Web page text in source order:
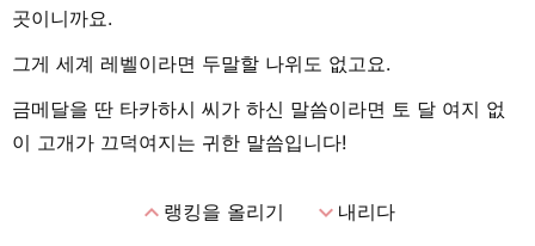
곳이니까요.
그게 세계 레벨이라면 두말할 나위도 없고요.
금메달을 딴 타카하시 씨가 하신 말씀이라면 토 달 여지 없
이 고개가 끄덕여지는 귀한 말씀입니다!
expand_less랭킹을 올리기 expand_more내리다